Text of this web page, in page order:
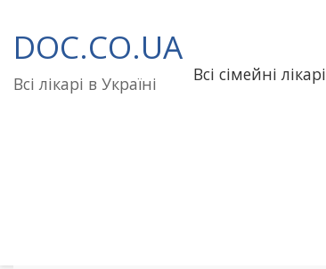
до
вмісту
DOC.CO.UA
Всі лікарі в Україні Всі сімейні лікарі